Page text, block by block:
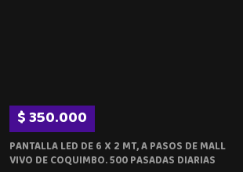
$ 350.000
PANTALLA LED DE 6 X 2 MT, A PASOS DE MALL
VIVO DE COQUIMBO. 500 PASADAS DIARIAS